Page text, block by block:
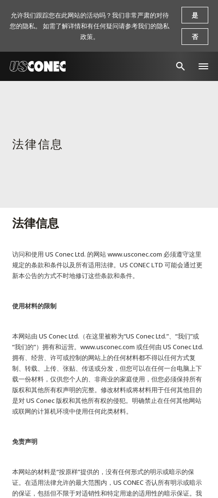
English Website
合作伙伴
新闻稿
订阅
法律信息
​法律信息
访问和使用 US Conec Ltd. 的网站 www.usconec.com 必须遵守这里
规定的条款和条件以及所有适用法律。US CONEC LTD 可能会通过更
新本公告的方式不时地修订这些条款和条件。
使用材料的限制
本网站由 US Conec Ltd.（在这里被称为“US Conec Ltd.”、“我们”或
“我们的”）拥有和运营。www.usconec.com 或任何由 US Conec Ltd.
拥有、经营、许可或控制的网站上的任何材料都不得以任何方式复
制、转载、上传、张贴、传送或分发，但您可以在任何一台电脑上下
载一份材料，仅供您个人的、非商业的家庭使用，但您必须保持所有
版权和其他所有权声明的完整。修改材料或将材料用于任何其他目的
是对 US Conec 版权和其他所有权的侵犯。明确禁止在任何其他网站
或联网的计算机环境中使用任何此类材料。
免责声明
本网站的材料是“按原样”提供的，没有任何形式的明示或暗示的保
证。在适用法律允许的最大范围内，US CONEC 否认所有明示或暗示
的保证，包括但不限于对适销性和特定用途的适用性的暗示保证。我
允许我们跟踪您在此网站的活动吗？我们非常严肃的对待
您的隐私。 如需了解详情和有任何疑问请参考我们的隐私
政策。
是
否